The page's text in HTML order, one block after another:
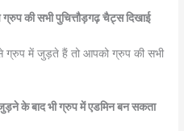
की सभी पुचित्तौड़गढ़ चैट्स दिखाई
ग्रुप में जुड़ते हैं तो आपको ग्रुप की सभी
के बाद भी ग्रुप में एडमिन बन सकता